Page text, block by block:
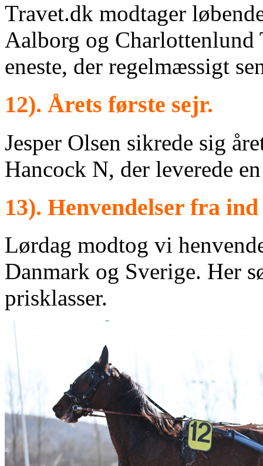
Travet.dk modtager
Aalborg og Charlottenlund
eneste, der regelmæssigt
12). Årets første sejr.
Jesper Olsen sikrede sig
Hancock N, der leverede
13). Henvendelser fra
Lørdag modtog vi
Danmark og Sverige. Her
prisklasser.